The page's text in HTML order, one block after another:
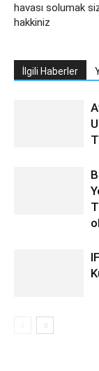
havası solumak
hakkiniz
İlgili Haberler